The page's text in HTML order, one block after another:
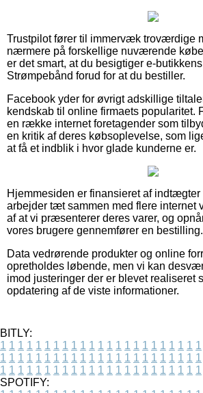
Trustpilot fører til immervæk troværdige
nærmere på forskellige nuværende
er det smart, at du besigtiger e-
Strømpebånd forud for at du bestiller.
Facebook yder for øvrigt adskillige
kendskab til online firmaets popularitet.
en række internet foretagender som
en kritik af deres købsoplevelse, som
at få et indblik i hvor glade kunderne er.
Hjemmesiden er finansieret af indtægter
arbejder tæt sammen med flere internet
af at vi præsenterer deres varer, og
vores brugere gennemfører en bestilling.
Data vedrørende produkter og online
opretholdes løbende, men vi kan
imod justeringer der er blevet realiseret
opdatering af de viste informationer.
BITLY:
1 1 1 1 1 1 1 1 1 1 1 1 1 1 1 1 1 1 1 1 1 1 1
1 1 1 1 1 1 1 1 1 1 1 1 1 1 1 1 1 1 1 1 1 1 1
1 1 1 1 1 1 1 1 1 1 1 1 1 1 1 1 1 1 1 1 1 1 1
SPOTIFY: